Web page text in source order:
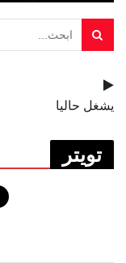
يشغل حاليا
تويتر